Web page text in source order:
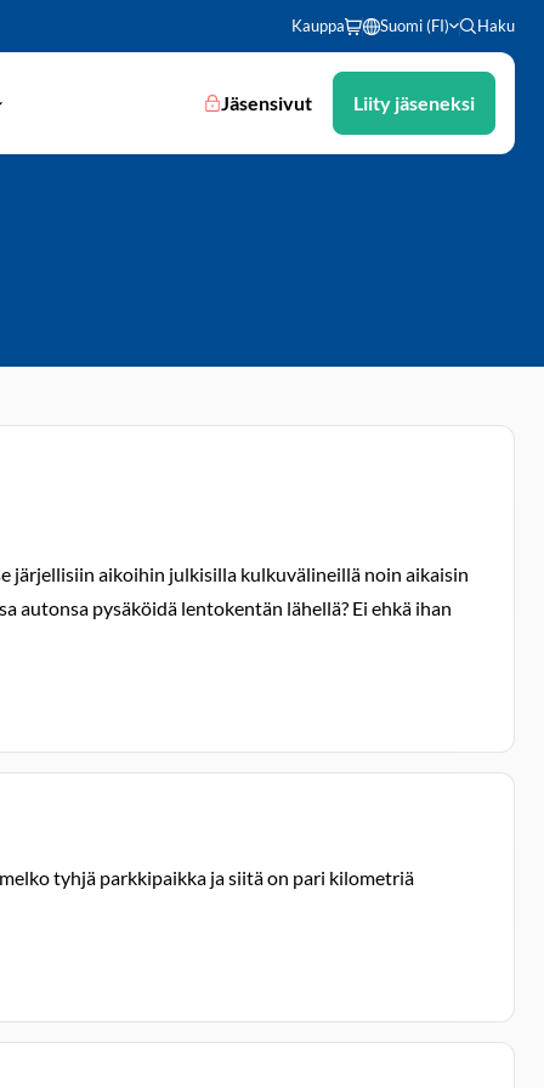
Kauppa Suomi (FI) Haku
Jäsensivut Liity jäseneksi
järjellisiin aikoihin julkisilla kulkuvälineillä noin aikaisin
pysäköidä lentokentän lähellä? Ei ehkä ihan
tyhjä parkkipaikka ja siitä on pari kilometriä